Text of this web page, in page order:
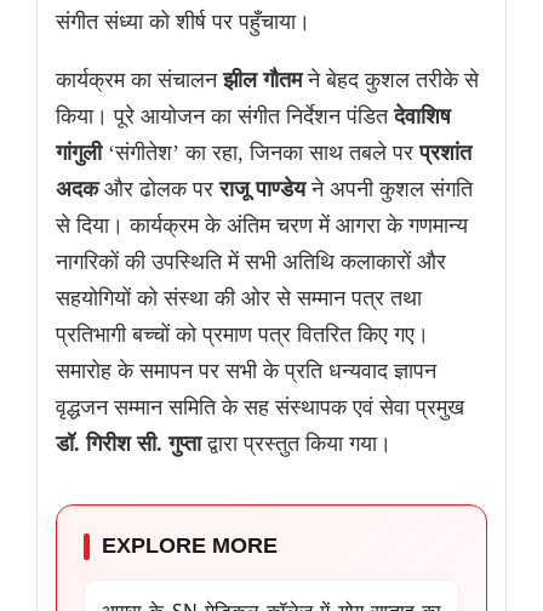
संगीत संध्या को शीर्ष पर पहुँचाया।
कार्यक्रम का संचालनझील गौतमने बेहद कुशल तरीके से
किया। पूरे आयोजन का संगीत निर्देशन पंडितदेवाशिष
गांगुली‘संगीतेश’ का रहा, जिनका साथ तबले परप्रशांत
अदकऔर ढोलक परराजू पाण्डेयने अपनी कुशल संगति
से दिया। कार्यक्रम के अंतिम चरण में आगरा के गणमान्य
नागरिकों की उपस्थिति में सभी अतिथि कलाकारों और
सहयोगियों को संस्था की ओर से सम्मान पत्र तथा
प्रतिभागी बच्चों को प्रमाण पत्र वितरित किए गए।
समारोह के समापन पर सभी के प्रति धन्यवाद ज्ञापन
वृद्धजन सम्मान समिति के सह संस्थापक एवं सेवा प्रमुख
डॉ. गिरीश सी. गुप्ताद्वारा प्रस्तुत किया गया।
EXPLORE MORE